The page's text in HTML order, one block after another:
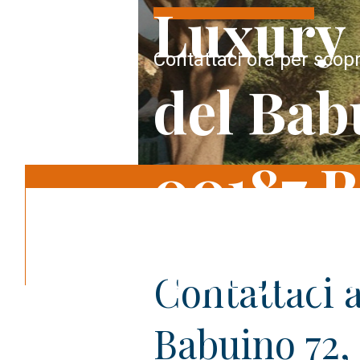
Luxury
del
00187
Tel 327
Contattaci ora per
Contattaci
Babuino 72,